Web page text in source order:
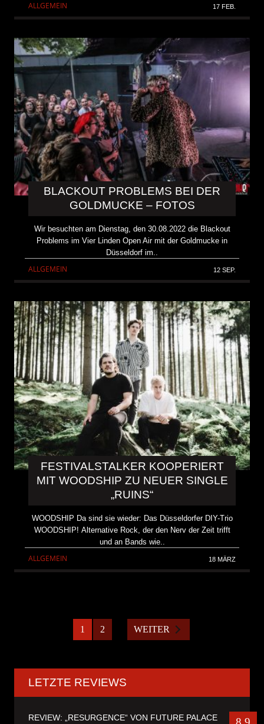
ALLGEMEIN 17 FEB.
BLACKOUT PROBLEMS BEI DER
GOLDMUCKE – FOTOS
Wir besuchten am Dienstag, den 30.08.2022 die Blackout
Problems im Vier Linden Open Air mit der Goldmucke in
Düsseldorf im..
ALLGEMEIN 12 SEP.
FESTIVALSTALKER KOOPERIERT
MIT WOODSHIP ZU NEUER SINGLE
„RUINS“
WOODSHIP Da sind sie wieder: Das Düsseldorfer DIY-Trio
WOODSHIP! Alternative Rock, der den Nerv der Zeit trifft
und an Bands wie..
ALLGEMEIN 18 MÄRZ
1 2 WEITER
LETZTE REVIEWS
REVIEW: „RESURGENCE“ VON FUTURE PALACE